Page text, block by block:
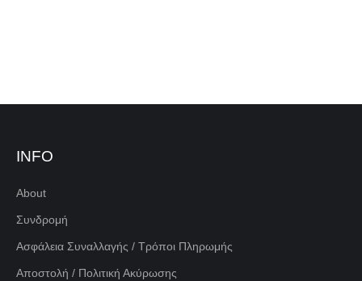
INFO
About
Συνδρομή
Ασφάλεια Συναλλαγής / Τρόποι Πληρωμής
Αποστολή / Πολιτική Ακύρωσης